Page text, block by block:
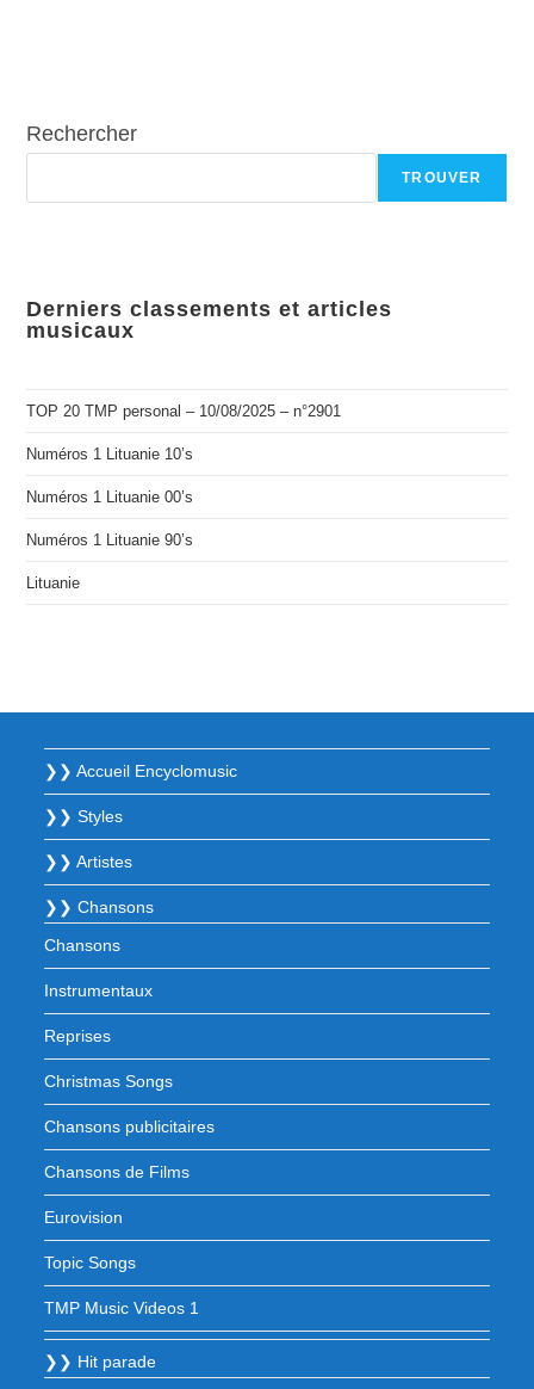
Rechercher
TROUVER
Derniers classements et articles
musicaux
TOP 20 TMP personal – 10/08/2025 – n°2901
Numéros 1 Lituanie 10’s
Numéros 1 Lituanie 00’s
Numéros 1 Lituanie 90’s
Lituanie
❯❯ Accueil Encyclomusic
❯❯ Styles
❯❯ Artistes
❯❯ Chansons
Chansons
Instrumentaux
Reprises
Christmas Songs
Chansons publicitaires
Chansons de Films
Eurovision
Topic Songs
TMP Music Videos 1
❯❯ Hit parade